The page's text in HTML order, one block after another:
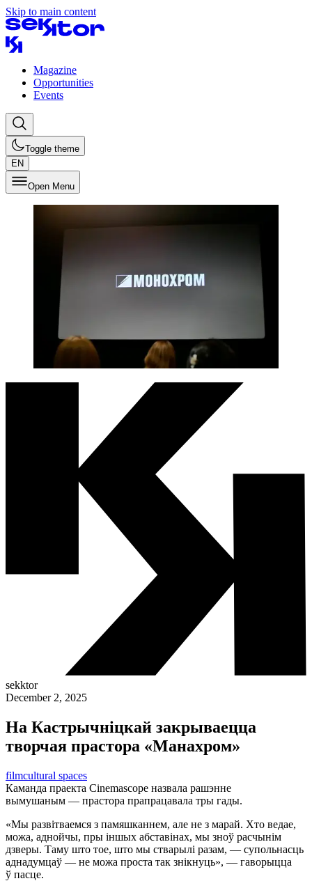
Skip to main content
Magazine
Opportunities
Events
Toggle theme
EN
Open Menu
sekktor
December 2, 2025
На Кастрычніцкай закрываецца
творчая прастора «Манахром»
filmcultural spaces
Каманда праекта Cinemascope назвала рашэнне
вымушаным — прастора прапрацавала тры гады.
«Мы развітваемся з памяшканнем, але не з марай. Хто ведае,
можа, аднойчы, пры іншых абставінах, мы зноў расчынім
дзверы. Таму што тое, што мы стварылі разам, — супольнасць
аднадумцаў — не можа проста так знікнуць», — гаворыцца
ў пасце.